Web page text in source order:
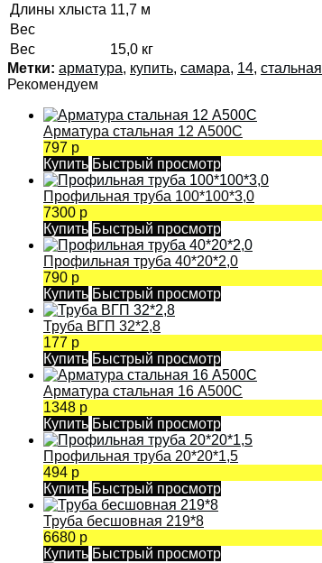
Длины хлыста 11,7 м
Вес
Вес
15,0 кг
Метки: арматура, купить, самара, 14, стальная
Рекомендуем
Арматура стальная 12 А500С
797 р
Купить Быстрый просмотр
Профильная труба 100*100*3,0
7300 р
Купить Быстрый просмотр
Профильная труба 40*20*2,0
790 р
Купить Быстрый просмотр
Труба ВГП 32*2,8
177 р
Купить Быстрый просмотр
Арматура стальная 16 А500С
1348 р
Купить Быстрый просмотр
Профильная труба 20*20*1,5
494 р
Купить Быстрый просмотр
Труба бесшовная 219*8
6680 р
Купить Быстрый просмотр